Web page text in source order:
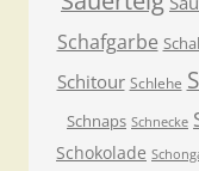
Schafgarbe
Schitour Schlehe
Schnaps Schnecke
Schokolade